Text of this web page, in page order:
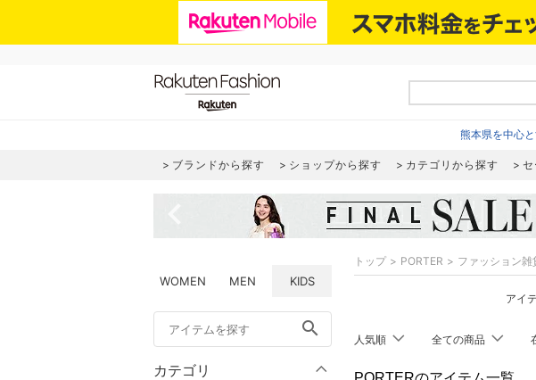
熊本県を中心
ブランドから探す ショップから探す カテゴリから探す
WOMEN MEN KIDS
search
カテゴリ
トップ PORTER ファッション雑
アイ
人気順 全ての商品